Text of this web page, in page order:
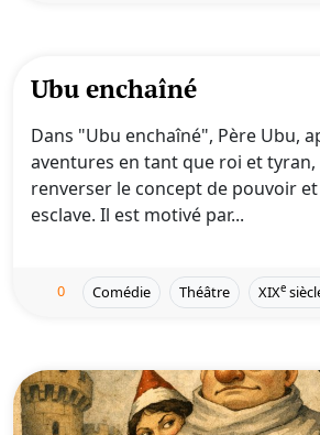
Ubu enchaîné
Dans "Ubu enchaîné", Père Ubu,
aventures en tant que roi et tyran,
renverser le concept de pouvoir
esclave. Il est motivé par...
0 Comédie Théâtre XIXe